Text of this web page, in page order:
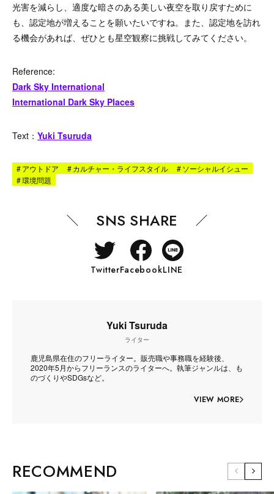
光害を減らし、適度な暗さのある美しい夜空を取り戻すために
も、認定地が増えることを願いたいですね。また、認定地を訪れ
る機会があれば、ぜひとも星空観察に挑戦してみてください。
Reference:
Dark Sky International
International Dark Sky Places
Text： Yuki Tsuruda
#アウトドア #カルチャー・ライフスタイル #ソーシャルイシュー
#環境問題
SNS SHARE
TwitterFacebookLINE
Yuki Tsuruda
ライター
鹿児島県在住のフリーライター。販売職や事務職を経験後、
2020年5月からフリーランスのライターへ。執筆ジャンルは、も
のづくりやSDGsなど。
VIEW MORE
RECOMMEND